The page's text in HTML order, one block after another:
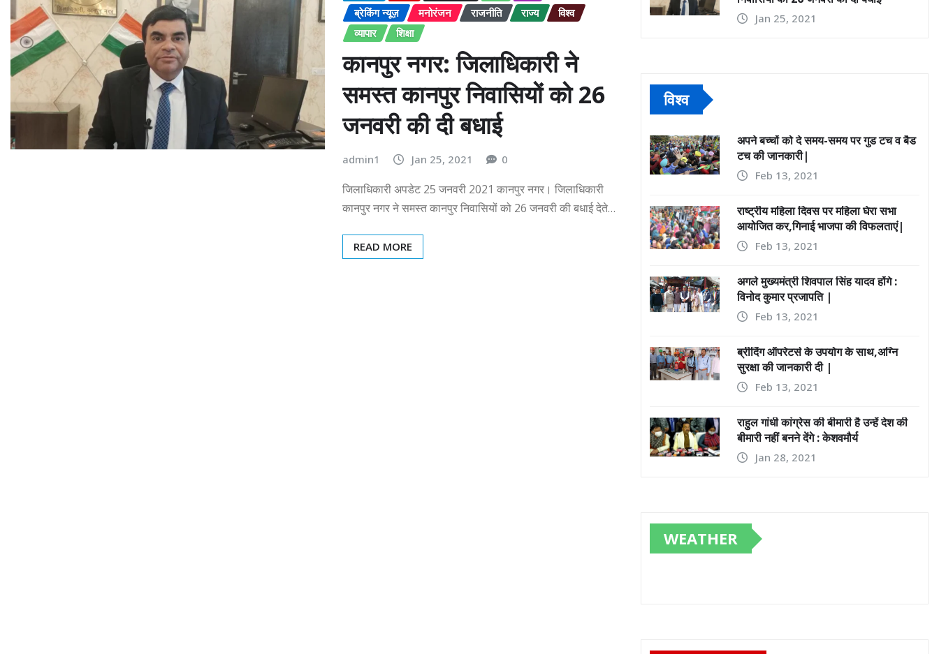
ब्रेकिंग न्यूज़
मनोरंजन राजनीति राज्य
विश्व
व्यापार
शिक्षा
कानपुर नगर: जिलाधिकारी ने
समस्त कानपुर निवासियों को 26
जनवरी की दी बधाई
admin1 Jan 25, 2021 0
जिलाधिकारी अपडेट 25 जनवरी 2021 कानपुर नगर। जिलाधिकारी
कानपुर नगर ने समस्त कानपुर निवासियों को 26 जनवरी की बधाई देते…
READ MORE
Jan 25, 2021
विश्व
अपने बच्चों को दे समय-समय पर गुड टच व बैड
टच की जानकारी|
Feb 13, 2021
राष्ट्रीय महिला दिवस पर महिला घेरा सभा
आयोजित कर,गिनाई भाजपा की विफलताएं|
Feb 13, 2021
अगले मुख्यमंत्री शिवपाल सिंह यादव होंगे :
विनोद कुमार प्रजापति |
Feb 13, 2021
ब्रीदिंग ऑपरेटर्स के उपयोग के साथ,अग्नि
सुरक्षा की जानकारी दी |
Feb 13, 2021
राहुल गांधी कांग्रेस की बीमारी है उन्हें देश की
बीमारी नहीं बनने देंगे : केशवमौर्य
Jan 28, 2021
WEATHER